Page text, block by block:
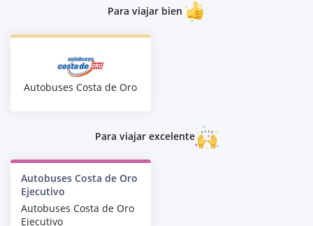
Para viajar bien
Autobuses Costa de Oro
Para viajar excelente
Autobuses Costa de Oro
Ejecutivo
Autobuses Costa de Oro
Ejecutivo